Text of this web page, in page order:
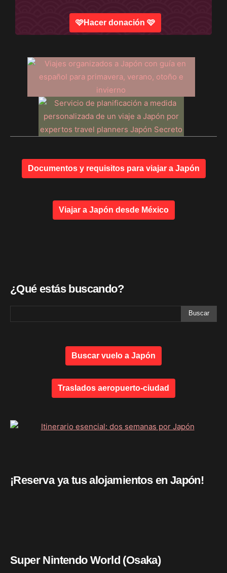
🩷Hacer donación 🩷
Documentos y requisitos para viajar a Japón
Viajar a Japón desde México
¿Qué estás buscando?
Buscar vuelo a Japón
Traslados aeropuerto-ciudad
¡Reserva ya tus alojamientos en Japón!
Super Nintendo World (Osaka)